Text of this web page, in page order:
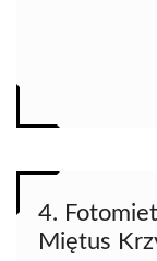
4.
Miętus